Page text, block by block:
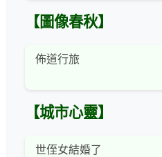
【圖像春秋】
佈道行旅
【城市心靈】
世侄女結婚了